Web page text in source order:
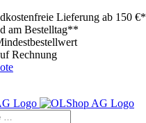
Lieferung ab 150 €*
am Bestelltag**
Rechnung